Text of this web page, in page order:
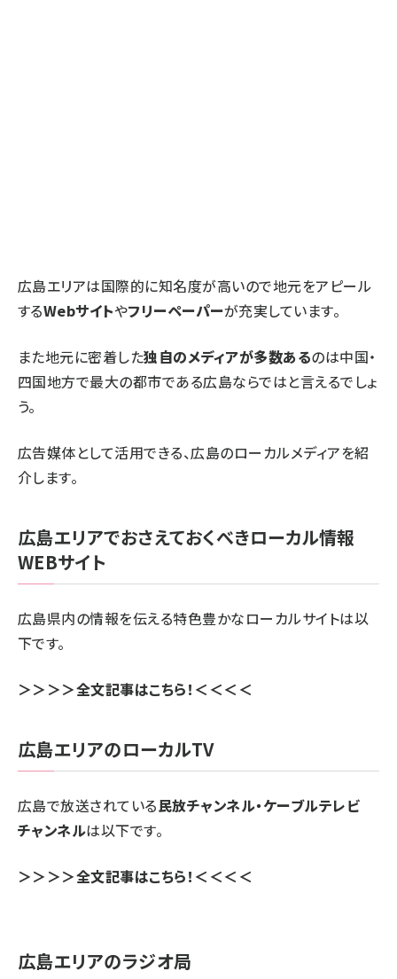
広島エリアは国際的に知名度が高いので地元をアピール
するWebサイトやフリーペーパーが充実しています。
また地元に密着した独自のメディアが多数あるのは中国・
四国地方で最大の都市である広島ならではと言えるでしょ
う。
広告媒体として活用できる、広島のローカルメディアを紹
介します。
広島エリアでおさえておくべきローカル情報
WEBサイト
広島県内の情報を伝える特色豊かなローカルサイトは以
下です。
＞＞＞＞全文記事はこちら！＜＜＜＜
広島エリアのローカルTV
広島で放送されている民放チャンネル・ケーブルテレビ
チャンネルは以下です。
＞＞＞＞全文記事はこちら！＜＜＜＜
広島エリアのラジオ局